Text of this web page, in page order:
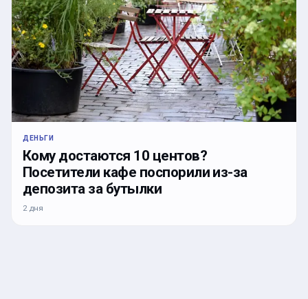
ДЕНЬГИ
Кому достаются 10 центов?
Посетители кафе поспорили из-за
депозита за бутылки
2 дня